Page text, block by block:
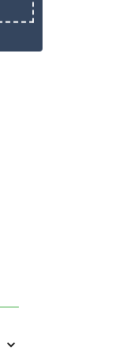
keyboard_arrow_down